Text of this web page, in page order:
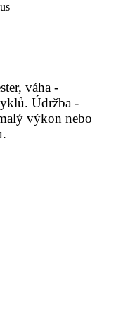
váha -
Údržba -
výkon nebo